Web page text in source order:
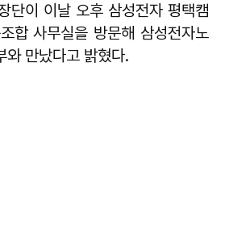
단이 이날 오후 삼성전자 평택캠
합 사무실을 방문해 삼성전자노
와 만났다고 밝혔다.